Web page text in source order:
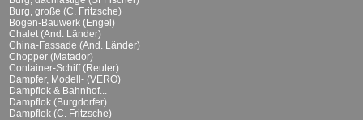
Burg, große (C. Fritzsche)
Bögen-Bauwerk (Engel)
Chalet (And. Länder)
China-Fassade (And. Länder)
Chopper (Matador)
Container-Schiff (Reuter)
Dampfer, Modell- (VERO)
Dampflok & Bahnhof...
Dampflok (Burgdorfer)
Dampflok (C. Fritzsche)